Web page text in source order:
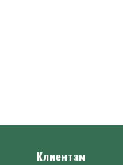
Клиентам